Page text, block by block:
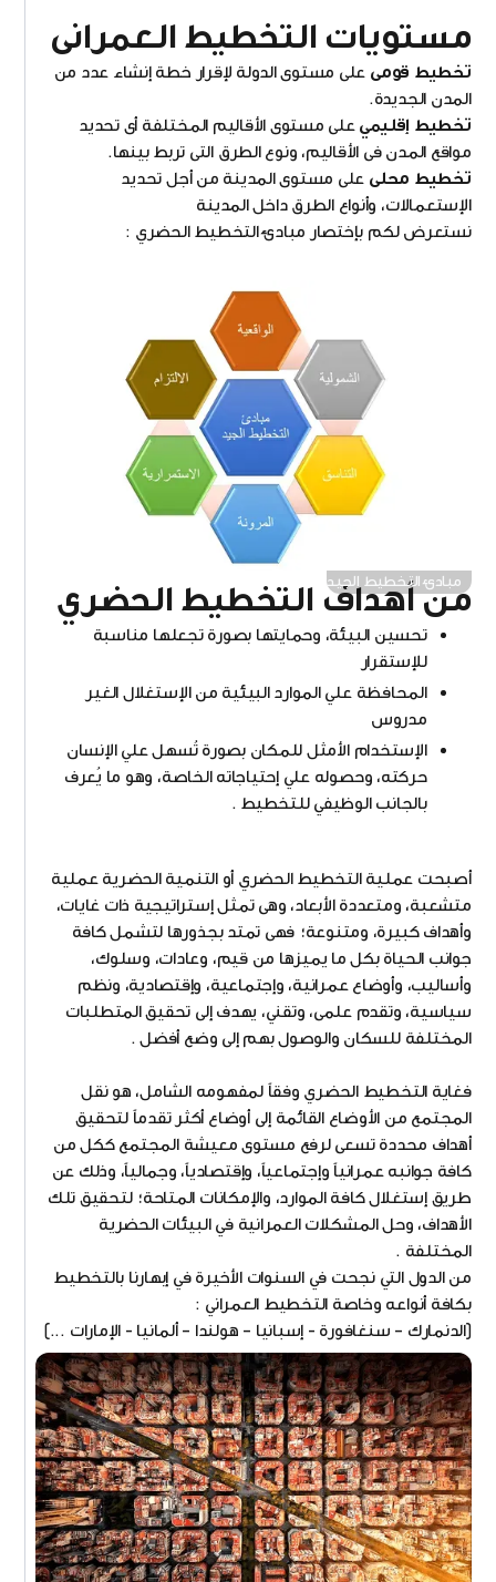
مستويات التخطيط العمرانى
تخطيط قومى على مستوى الدولة لإقرار خطة إنشاء عدد من
المدن الجديدة.
تخطيط إقليميعلى مستوى الأقاليم المختلفة أى تحديد
مواقع المدن فى الأقاليم، ونوع الطرق التى تربط بينها.
تخطيط محلى على مستوى المدينة من أجل تحديد
الإستعمالات، وأنواع الطرق داخل المدينة
نستعرض لكم بإختصار مبادئ التخطيط الحضري :
مبادئ التخطيط الجيد
من أهداف التخطيط الحضري
تحسين البيئة، وحمايتها بصورة تجعلها مناسبة
للإستقرار
المحافظة علي الموارد البيئية من الإستغلال الغير
مدروس
الإستخدام الأمثل للمكان بصورة تُسهل علي الإنسان
حركته، وحصوله علي إحتياجاته الخاصة، وهو ما يُعرف
بالجانب الوظيفي للتخطيط .
أصبحت عملية التخطيط الحضري أو التنمية الحضرية عملية
متشعبة، ومتعددة الأبعاد، وهى تمثل إستراتيجية ذات غايات،
وأهداف كبيرة، ومتنوعة؛ فهى تمتد بجذورها لتشمل كافة
جوانب الحياة بكل ما يميزها من قيم، وعادات، وسلوك،
وأساليب، وأوضاع عمرانية، وإجتماعية، وإقتصادية، ونظم
سياسية، وتقدم علمى، وتقني، يهدف إلى تحقيق المتطلبات
المختلفة للسكان والوصول بهم إلى وضع أفضل .
فغاية التخطيط الحضري وفقاً لمفهومه الشامل، هو نقل
المجتمع من الأوضاع القائمة إلى أوضاع أكثر تقدماً لتحقيق
أهداف محددة تسعى لرفع مستوى معيشة المجتمع ككل من
كافة جوانبه عمرانياً وإجتماعياً، وإقتصادياً، وجمالياً، وذلك عن
طريق إستغلال كافة الموارد، والإمكانات المتاحة؛ لتحقيق تلك
الأهداف، وحل المشكلات العمرانية في البيئات الحضرية
المختلفة .
من الدول التي نجحت في السنوات الأخيرة في إبهارنا بالتخطيط
بكافة أنواعه وخاصة التخطيط العمراني :
(الدنمارك – سنغافورة - إسبانيا – هولندا – ألمانيا - الإمارات ...)